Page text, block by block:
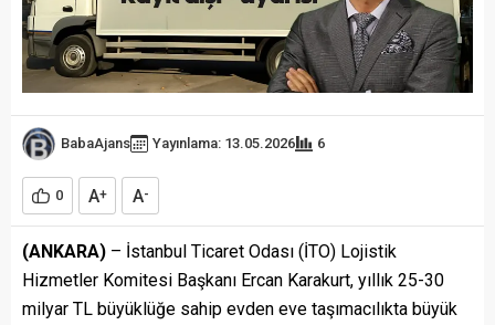
BabaAjans Yayınlama: 13.05.2026 6
0 A+ A-
(ANKARA) – İstanbul Ticaret Odası (İTO) Lojistik
Hizmetler Komitesi Başkanı Ercan Karakurt, yıllık 25-30
milyar TL büyüklüğe sahip evden eve taşımacılıkta büyük